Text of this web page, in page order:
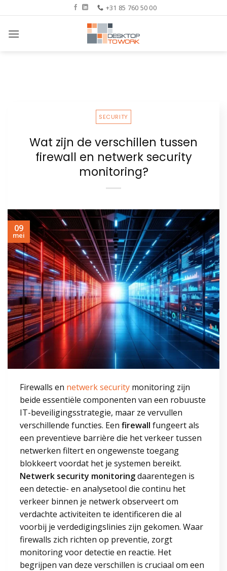
naar
inhoud
+31 85 760 50 00
SECURITY
Wat zijn de verschillen tussen
firewall en netwerk security
monitoring?
09
mei
Firewalls en netwerk security monitoring zijn
beide essentiële componenten van een robuuste
IT-beveiligingsstrategie, maar ze vervullen
verschillende functies. Een firewall fungeert als
een preventieve barrière die het verkeer tussen
netwerken filtert en ongewenste toegang
blokkeert voordat het je systemen bereikt.
Netwerk security monitoringdaarentegen is
een detectie- en analysetool die continu het
verkeer binnen je netwerk observeert om
verdachte activiteiten te identificeren die al
voorbij je verdedigingslinies zijn gekomen. Waar
firewalls zich richten op preventie, zorgt
monitoring voor detectie en reactie. Het
begrijpen van deze verschillen is cruciaal om een